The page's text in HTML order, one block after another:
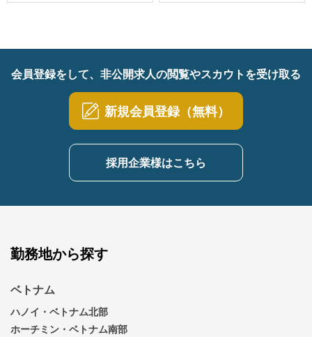
会員登録をして、非公開求人の閲覧やスカウトを受け取る
新規会員登録（無料）
採用企業様はこちら
勤務地から探す
ベトナム
ハノイ・ベトナム北部
ホーチミン・ベトナム南部